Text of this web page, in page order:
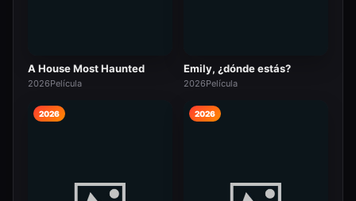
A House Most Haunted
2026Película
Emily, ¿dónde estás?
2026Película
2026 2026